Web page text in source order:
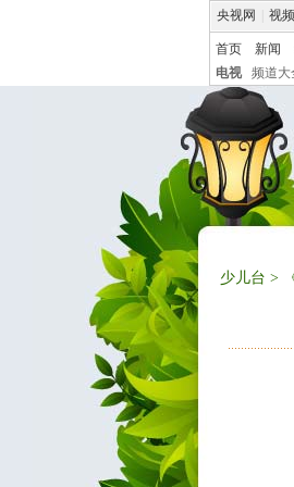
央视网 视频
首页 新闻
电视
频道大
少儿台 >